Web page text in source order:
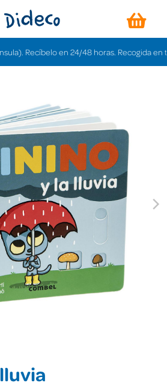
Recíbelo en 24/48 horas. Recogida en